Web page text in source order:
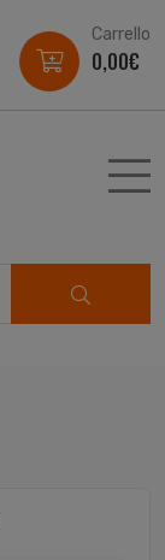
Carrello
0,00€